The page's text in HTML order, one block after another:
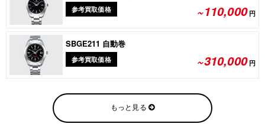
参考買取価格 ~110,000円
SBGE211 自動巻
参考買取価格 ~310,000円
もっと見る